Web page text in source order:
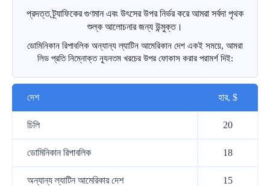
প্রদত্ত ট্র্যাফিকের গুণমান এবং উৎসের উপর নির্ভর করে আমরা সর্বদা পৃথক
শুল্ক আলোচনার জন্য উন্মুক্ত।
ডোমিনিকান রিপাবলিক অন্যান্য ল্যাটিন আমেরিকান দেশ একই সময়ে, আমরা
লিড প্রতি নিম্নোক্ত ন্যূনতম খরচের উপর ফোকাস করার পরামর্শ দিই:
দেশ হার, $
চিলি 20
ডোমিনিকান রিপাবলিক 18
অন্যান্য ল্যাটিন আমেরিকার দেশ 15